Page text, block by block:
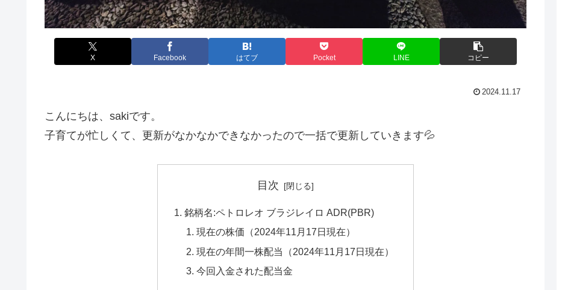
X Facebook はてブ Pocket LINE コピー
2024.11.17
こんにちは、sakiです。
子育てが忙しくて、更新がなかなかできなかったので一括で更新していきます💦
目次
銘柄名:ペトロレオ ブラジレイロ ADR(PBR)
現在の株価（2024年11月17日現在）
現在の年間一株配当（2024年11月17日現在）
今回入金された配当金